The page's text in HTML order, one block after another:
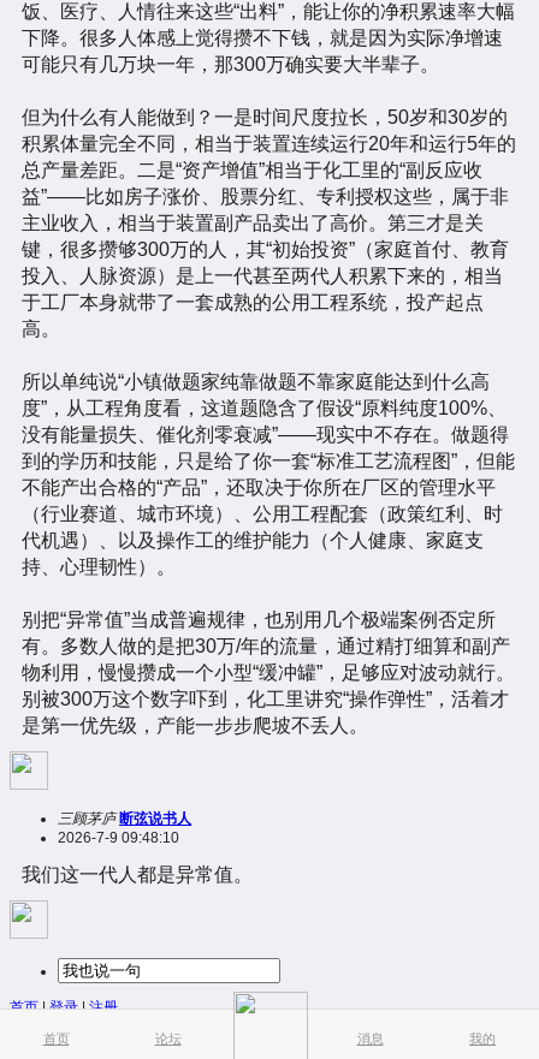
首页 论坛 消息 我的
饭、医疗、人情往来这些“出料”，能让你的净积累速率大幅
下降。很多人体感上觉得攒不下钱，就是因为实际净增速
可能只有几万块一年，那300万确实要大半辈子。
但为什么有人能做到？一是时间尺度拉长，50岁和30岁的
积累体量完全不同，相当于装置连续运行20年和运行5年的
总产量差距。二是“资产增值”相当于化工里的“副反应收
益”——比如房子涨价、股票分红、专利授权这些，属于非
主业收入，相当于装置副产品卖出了高价。第三才是关
键，很多攒够300万的人，其“初始投资”（家庭首付、教育
投入、人脉资源）是上一代甚至两代人积累下来的，相当
于工厂本身就带了一套成熟的公用工程系统，投产起点
高。
所以单纯说“小镇做题家纯靠做题不靠家庭能达到什么高
度”，从工程角度看，这道题隐含了假设“原料纯度100%、
没有能量损失、催化剂零衰减”——现实中不存在。做题得
到的学历和技能，只是给了你一套“标准工艺流程图”，但能
不能产出合格的“产品”，还取决于你所在厂区的管理水平
（行业赛道、城市环境）、公用工程配套（政策红利、时
代机遇）、以及操作工的维护能力（个人健康、家庭支
持、心理韧性）。
别把“异常值”当成普遍规律，也别用几个极端案例否定所
有。多数人做的是把30万/年的流量，通过精打细算和副产
物利用，慢慢攒成一个小型“缓冲罐”，足够应对波动就行。
别被300万这个数字吓到，化工里讲究“操作弹性”，活着才
是第一优先级，产能一步步爬坡不丢人。
三顾茅庐 断弦说书人
2026-7-9 09:48:10
我们这一代人都是异常值。
首页|登录|注册